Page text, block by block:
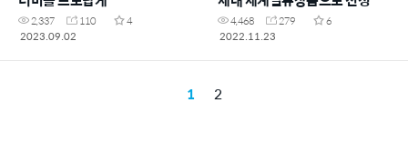
2,337 110
4
2023.09.02
4,468 279
6
2022.11.23
1 2